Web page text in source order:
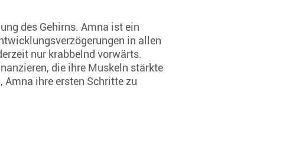
des Gehirns. Amna ist ein
in allen
nur krabbelnd vorwärts.
die ihre Muskeln stärkte
ihre ersten Schritte zu